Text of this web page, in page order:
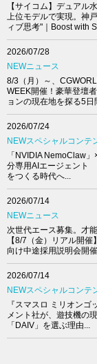
【サイコム】デュアル
上位モデルで実現。神
ィブ思考"｜Boost with
2026/07/28
NEWニュース
8/3（月）～、
WEEK開催！豪華登壇
ョンの現在地を探る5日
2026/07/24
NEWスペシャルコンテ
「NVIDIA NemoClaw
分専用AIエージェント
をつくる時代へ...
2026/07/14
NEWニュース
次世代エース募集。才
【8/7（金）リアル開
向け中途採用説明会開催
2026/07/14
NEWスペシャルコンテ
『スマスロ ミリオン
メント社が、遊技機の
「DAIV」を選ぶ理由...